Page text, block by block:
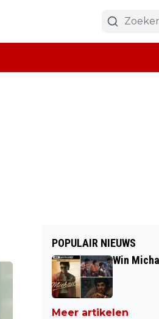
POPULAIR NIEUWS
Win
Meer artikelen